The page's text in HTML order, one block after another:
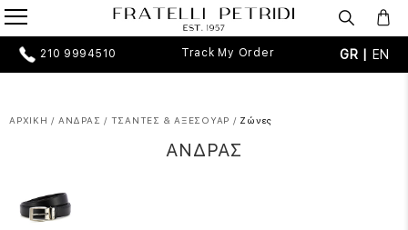
210 9994510 Track My Order GR | EN
ΑΡΧΙΚΗ / ΑΝΔΡΑΣ / ΤΣΑΝΤΕΣ & ΑΞΕΣΟΥΑΡ / Ζώνες
ΑΝΔΡΑΣ